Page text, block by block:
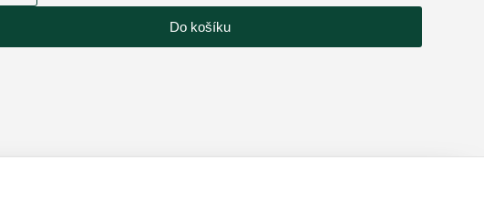
Do košíku